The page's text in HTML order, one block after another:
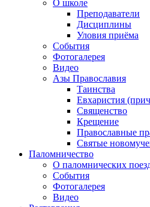
О школе
Преподаватели
Дисциплины
Уловия приёма
События
Фотогалерея
Видео
Азы Православия
Таинства
Евхаристия
Священство
Крещение
Православные
Святые
Паломничество
О паломнических
События
Фотогалерея
Видео